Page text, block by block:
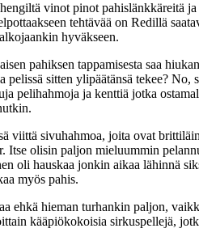
vinot pinot pahislänkkäreitä
tehtävää on Redillä
hyväkseen.
pahiksen tappamisesta saa
sitten ylipäätänsä tekee?
pelihahmoja ja kenttiä jotka
viittä sivuhahmoa, joita ovat
Itse olisin paljon mieluummin
oli hauskaa jonkin aikaa lähinnä
myös pahis.
ehkä hieman turhankin paljon,
kääpiökokoisia sirkuspellejä,